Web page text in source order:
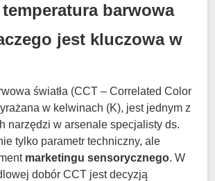
barwowa
jest kluczowa w
światła (CCT – Correlated Color
w kelwinach (K), jest jednym z
narzędzi w arsenale specjalisty ds.
tylko parametr techniczny, ale
marketingu sensorycznego. W
dobór CCT jest decyzją